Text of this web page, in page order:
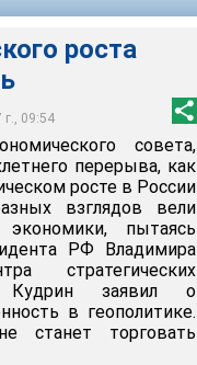
роста
09:54
совета,
перерыва, как
росте в России
взглядов вели
пытаясь
РФ Владимира
стратегических
Кудрин заявил о
в геополитике.
станет торговать